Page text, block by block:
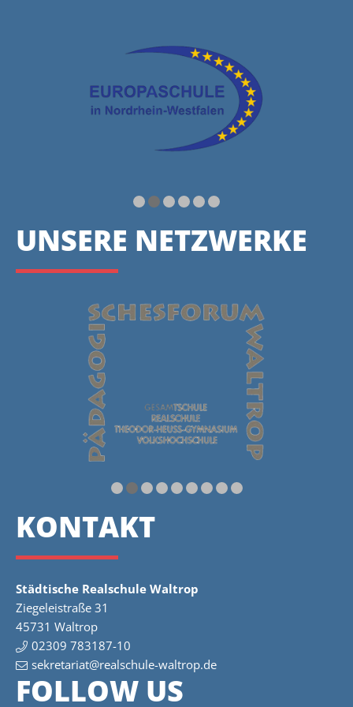
UNSERE NETZWERKE
KONTAKT
Städtische Realschule Waltrop
Ziegeleistraße 31
45731 Waltrop
02309 783187-10
sekretariat@realschule-waltrop.de
FOLLOW US